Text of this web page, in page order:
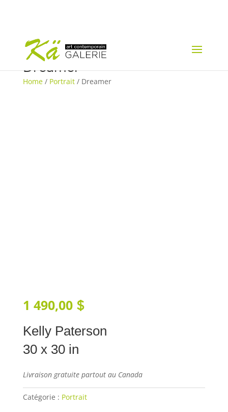
Dreamer
Home/ Portrait/ Dreamer
1 490,00 $
Kelly Paterson
30 x 30 in
Livraison gratuite partout au Canada
Catégorie : Portrait